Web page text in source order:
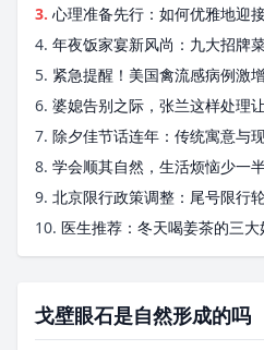
3. 心理准备先行：如何优雅地迎
4. 年夜饭家宴新风尚：九大招牌
5. 紧急提醒！美国禽流感病例激
6. 婆媳告别之际，张兰这样处理
7. 除夕佳节话连年：传统寓意与
8. 学会顺其自然，生活烦恼少一
9. 北京限行政策调整：尾号限行
10. 医生推荐：冬天喝姜茶的三大
戈壁眼石是自然形成的吗